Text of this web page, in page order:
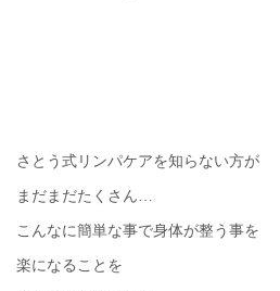
さとう式リンパケアを知らない方が
まだまだたくさん…
こんなに簡単な事で身体が整う事を
楽になることを